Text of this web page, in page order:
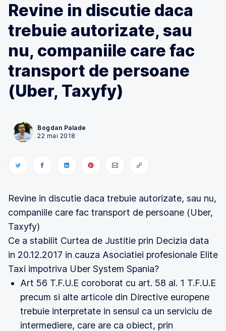
Revine in discutie daca
trebuie autorizate, sau
nu, companiile care fac
transport de persoane
(Uber, Taxyfy)
Bogdan Palade
22 mai 2018
Revine in discutie daca trebuie autorizate, sau nu,
companiile care fac transport de persoane (Uber,
Taxyfy)
Ce a stabilit Curtea de Justitie prin Decizia data
in 20.12.2017 in cauza Asociatiei profesionale Elite
Taxi impotriva Uber System Spania?
Art 56 T.F.U.E coroborat cu art. 58 al. 1 T.F.U.E
precum si alte articole din Directive europene
trebuie interpretate in sensul ca un serviciu de
intermediere, care are ca obiect, prin